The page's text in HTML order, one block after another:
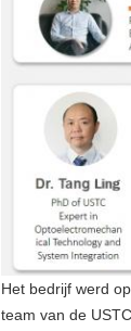
Het bedrijf werd
team van de